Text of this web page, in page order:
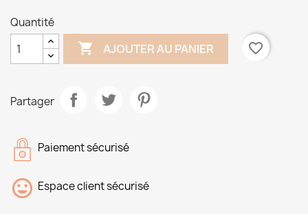
Quantité
 AJOUTER AU PANIER favorite_border
Partager
Paiement sécurisé
Espace client sécurisé